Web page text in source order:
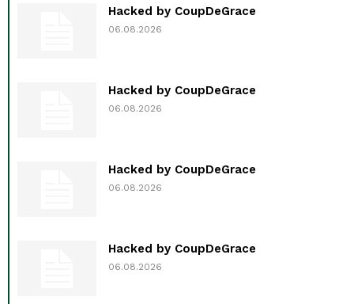
Hacked by CoupDeGrace
06.08.2026
Hacked by CoupDeGrace
06.08.2026
Hacked by CoupDeGrace
06.08.2026
Hacked by CoupDeGrace
06.08.2026